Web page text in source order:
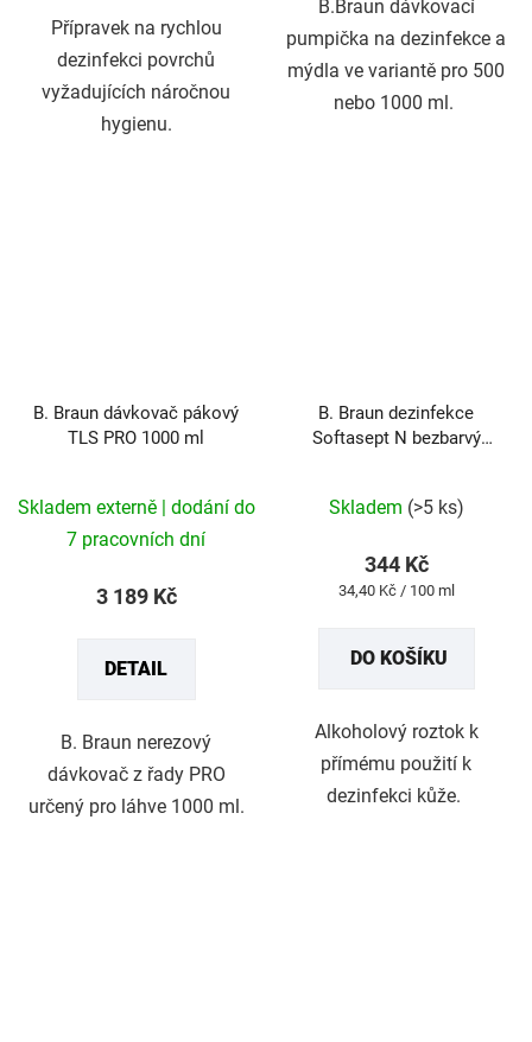
Přípravek na rychlou
dezinfekci povrchů
vyžadujících náročnou
hygienu.
B.Braun dávkovací
pumpička na dezinfekce a
mýdla ve variantě pro 500
nebo 1000 ml.
B. Braun dávkovač pákový
TLS PRO 1000 ml
Skladem externě | dodání do
7 pracovních dní
3 189 Kč
DETAIL
B. Braun nerezový
dávkovač z řady PRO
určený pro láhve 1000 ml.
B. Braun dezinfekce
Softasept N bezbarvý
hodnocení
je
Skladem (>5 ks)
344 Kč
Měrná
34,40 Kč / 100 ml
DO KOŠÍKU
Alkoholový roztok k
přímému použití k
dezinfekci kůže.